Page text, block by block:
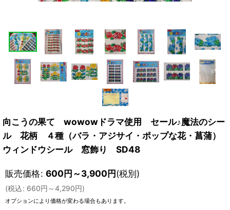
向こうの果て wowowドラマ使用 セール♪魔法のシー
ル 花柄 ４種（バラ・アジサイ・ポップな花・菖蒲）
ウィンドウシール 窓飾り SD48
販売価格: 600円～3,900円(税別)
(税込: 660円 ～4,290円)
オプションにより価格が変わる場合もあります。